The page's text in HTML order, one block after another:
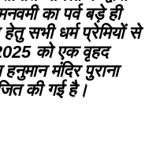
का पर्व बड़े ही
सभी धर्म प्रेमियों से
को एक वृहद
मंदिर पुराना
की गई है।